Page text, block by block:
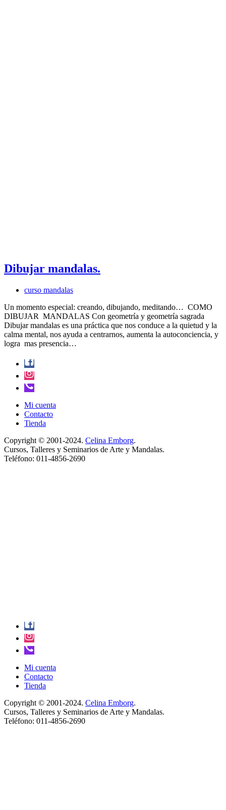
Dibujar mandalas.
curso mandalas
Un momento especial: creando, dibujando, meditando… COMO
DIBUJAR MANDALAS Con geometría y geometría sagrada
Dibujar mandalas es una práctica que nos conduce a la quietud y la
calma mental, nos ayuda a centrarnos, aumenta la autoconciencia, y
logra mas presencia…
Mi cuenta
Contacto
Tienda
Copyright © 2001-2024. Celina Emborg.
Cursos, Talleres y Seminarios de Arte y Mandalas.
Teléfono: 011-4856-2690
Mi cuenta
Contacto
Tienda
Copyright © 2001-2024. Celina Emborg.
Cursos, Talleres y Seminarios de Arte y Mandalas.
Teléfono: 011-4856-2690